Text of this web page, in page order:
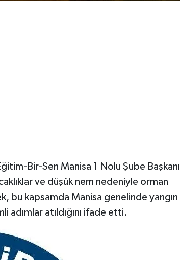
Bir-Sen Manisa 1 Nolu Şube Başkanı
ve düşük nem nedeniyle orman
bu kapsamda Manisa genelinde yangın
adımlar atıldığını ifade etti.